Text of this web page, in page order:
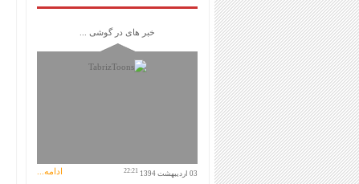
خبر های در گوشی ...
03 اردیبهشت 1394 22:21 ادامه...